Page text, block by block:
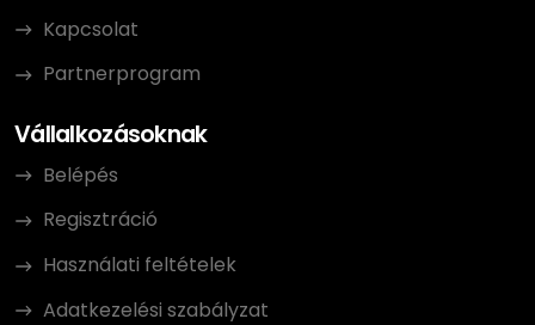
Kapcsolat
Partnerprogram
Vállalkozásoknak
Belépés
Regisztráció
Használati feltételek
Adatkezelési szabályzat